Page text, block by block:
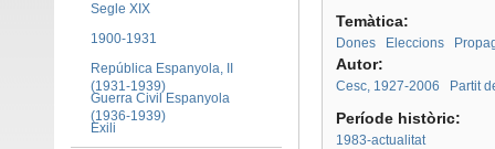
Temàtica:
Dones Eleccions
Autor:
Cesc, 1927-2006 Partit
Període històric:
1983-actualitat
Segle XIX
1900-1931
República Espanyola, II
(1931-1939)
Guerra Civil Espanyola
(1936-1939)
Exili